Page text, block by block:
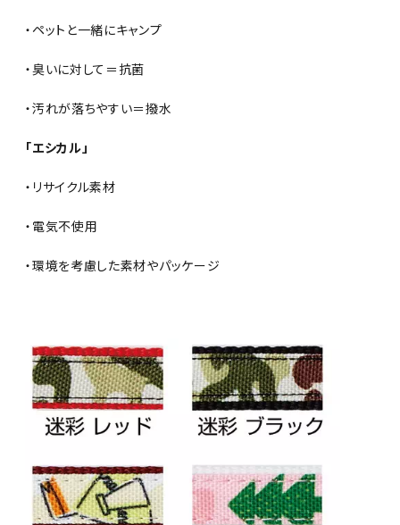
・ペットと一緒にキャンプ
・臭いに対して＝抗菌
・汚れが落ちやすい＝撥水
「エシカル」
・リサイクル素材
・電気不使用
・環境を考慮した素材やパッケージ